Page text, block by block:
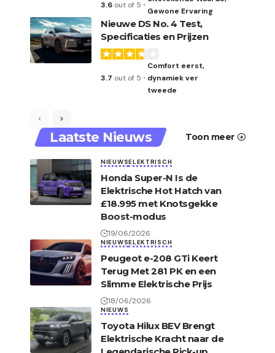
3.6 out of 5
Gewone Ervaring
Nieuwe DS No. 4 Test,
Specificaties en Prijzen
3.7 out of 5
Comfort eerst,
dynamiek ver
tweede
Laatste Nieuws Toon meer
NIEUWSELEKTRISCH
Honda Super-N Is de
Elektrische Hot Hatch van
£18.995 met Knotsgekke
Boost-modus
19/06/2026
NIEUWSELEKTRISCH
Peugeot e-208 GTi Keert
Terug Met 281 PK en een
Slimme Elektrische Prijs
18/06/2026
NIEUWS
Toyota Hilux BEV Brengt
Elektrische Kracht naar de